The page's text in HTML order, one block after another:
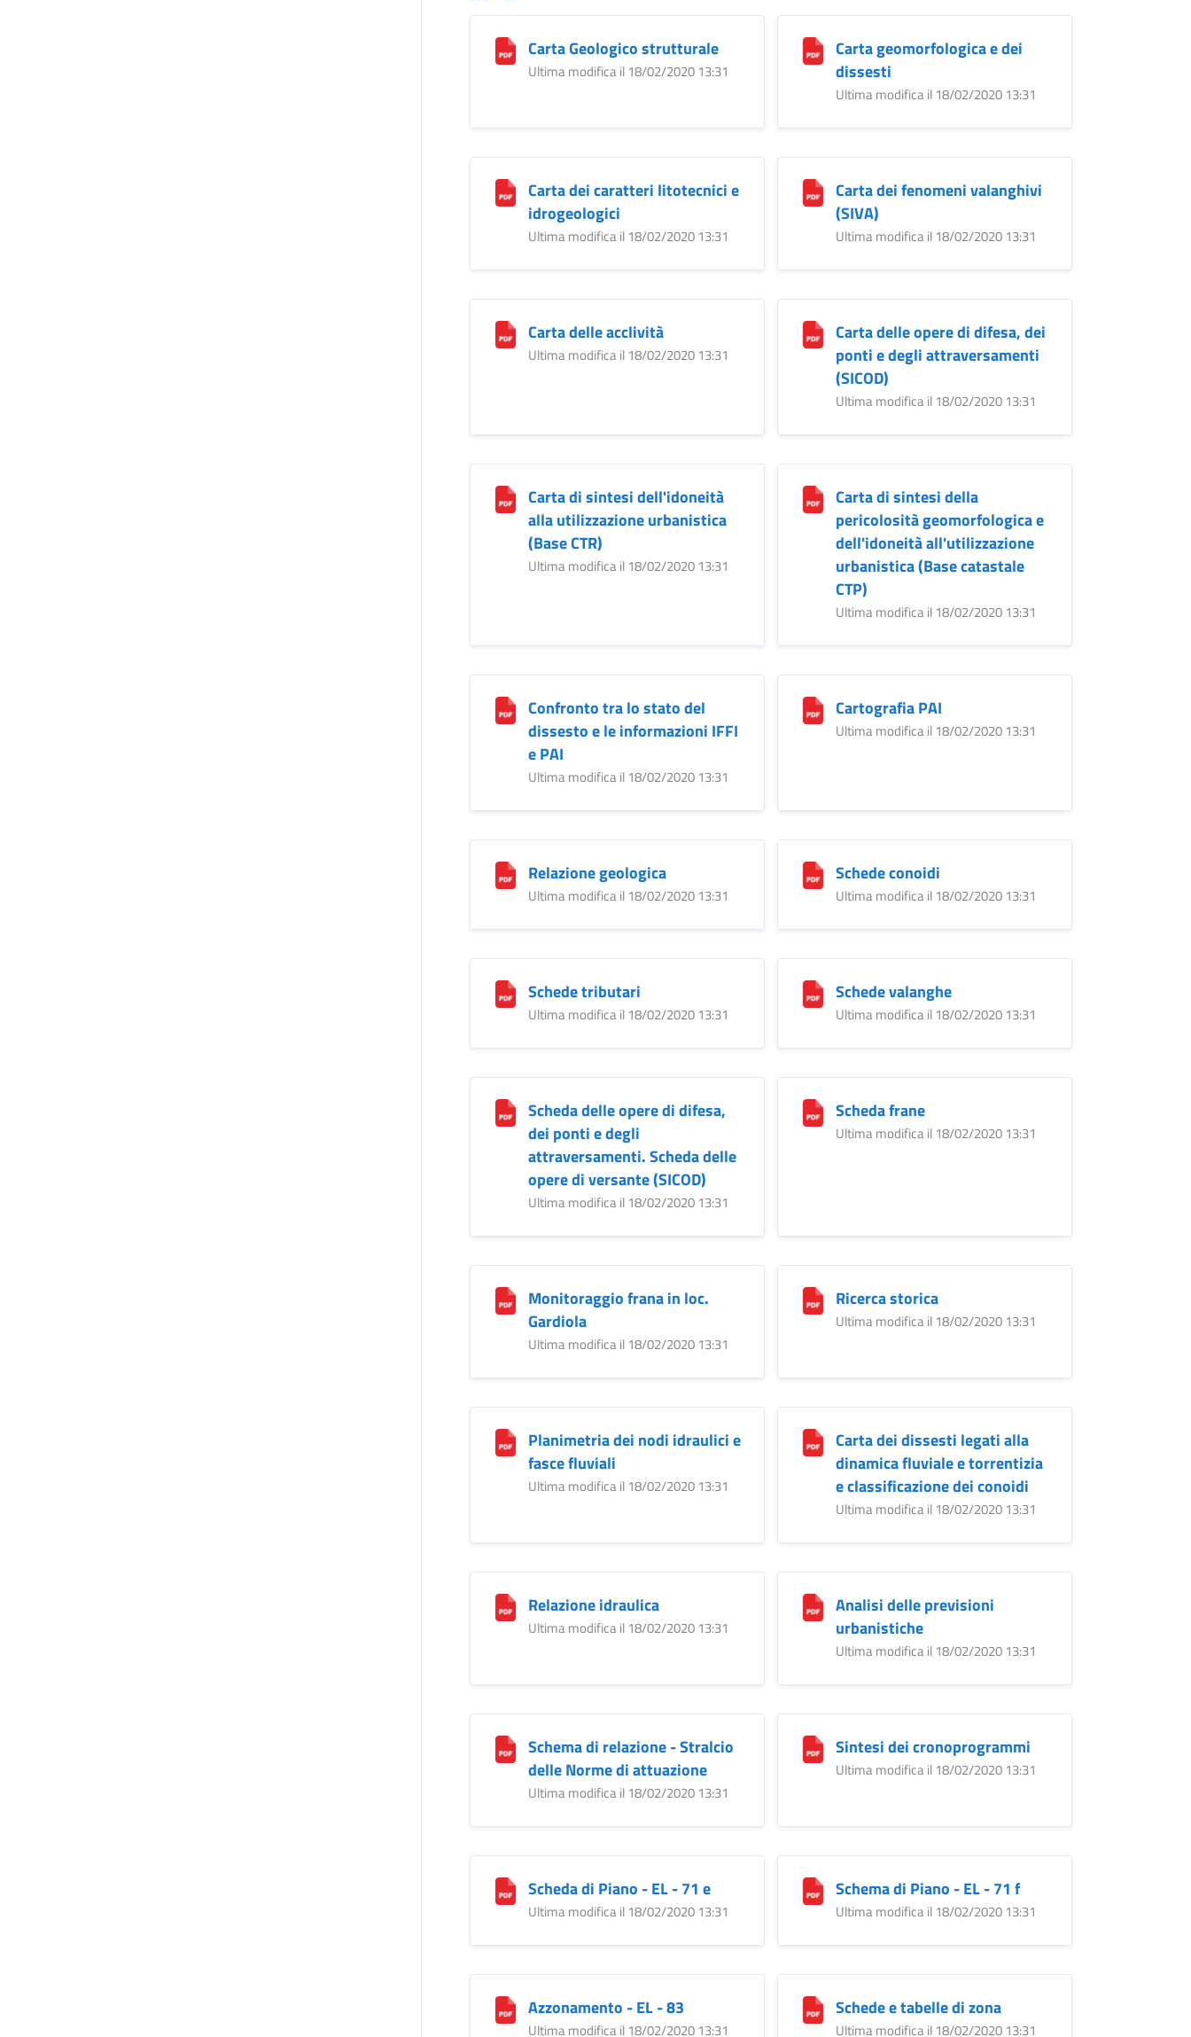
Carta Geologico strutturale
Ultima modifica il 18/02/2020 13:31
Carta geomorfologica e dei
dissesti
Ultima modifica il 18/02/2020 13:31
Carta dei caratteri litotecnici e
idrogeologici
Ultima modifica il 18/02/2020 13:31
Carta dei fenomeni valanghivi
(SIVA)
Ultima modifica il 18/02/2020 13:31
Carta delle acclività
Ultima modifica il 18/02/2020 13:31
Carta delle opere di difesa, dei
ponti e degli attraversamenti
(SICOD)
Ultima modifica il 18/02/2020 13:31
Carta di sintesi dell'idoneità
alla utilizzazione urbanistica
(Base CTR)
Ultima modifica il 18/02/2020 13:31
Carta di sintesi della
pericolosità geomorfologica e
dell'idoneità all'utilizzazione
urbanistica (Base catastale
CTP)
Ultima modifica il 18/02/2020 13:31
Confronto tra lo stato del
dissesto e le informazioni IFFI
e PAI
Ultima modifica il 18/02/2020 13:31
Cartografia PAI
Ultima modifica il 18/02/2020 13:31
Relazione geologica
Ultima modifica il 18/02/2020 13:31
Schede conoidi
Ultima modifica il 18/02/2020 13:31
Schede tributari
Ultima modifica il 18/02/2020 13:31
Schede valanghe
Ultima modifica il 18/02/2020 13:31
Scheda delle opere di difesa,
dei ponti e degli
attraversamenti. Scheda delle
opere di versante (SICOD)
Ultima modifica il 18/02/2020 13:31
Scheda frane
Ultima modifica il 18/02/2020 13:31
Monitoraggio frana in loc.
Gardiola
Ultima modifica il 18/02/2020 13:31
Ricerca storica
Ultima modifica il 18/02/2020 13:31
Planimetria dei nodi idraulici e
fasce fluviali
Ultima modifica il 18/02/2020 13:31
Carta dei dissesti legati alla
dinamica fluviale e torrentizia
e classificazione dei conoidi
Ultima modifica il 18/02/2020 13:31
Relazione idraulica
Ultima modifica il 18/02/2020 13:31
Analisi delle previsioni
urbanistiche
Ultima modifica il 18/02/2020 13:31
Schema di relazione - Stralcio
delle Norme di attuazione
Ultima modifica il 18/02/2020 13:31
Sintesi dei cronoprogrammi
Ultima modifica il 18/02/2020 13:31
Scheda di Piano - EL - 71 e
Ultima modifica il 18/02/2020 13:31
Schema di Piano - EL - 71 f
Ultima modifica il 18/02/2020 13:31
Azzonamento - EL - 83
Ultima modifica il 18/02/2020 13:31
Schede e tabelle di zona
Ultima modifica il 18/02/2020 13:31